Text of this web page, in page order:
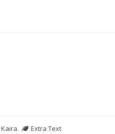
Kaira. Extra Text